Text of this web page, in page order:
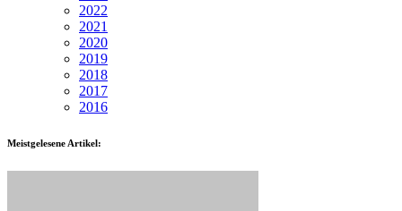
2022
2021
2020
2019
2018
2017
2016
Meistgelesene Artikel: